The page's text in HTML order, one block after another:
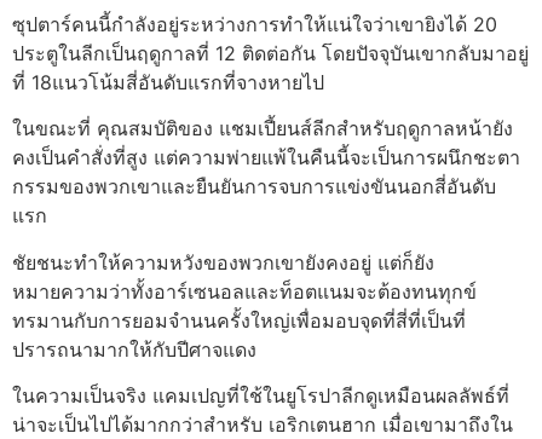
ซุปตาร์คนนี้กำลังอยู่ระหว่างการทำให้แน่ใจว่าเขายิงได้ 20
ประตูในลีกเป็นฤดูกาลที่ 12 ติดต่อกัน โดยปัจจุบันเขากลับมาอยู่
ที่ 18แนวโน้มสี่อันดับแรกที่จางหายไป
ในขณะที่ คุณสมบัติของ แชมเปี้ยนส์ลีกสำหรับฤดูกาลหน้ายัง
คงเป็นคำสั่งที่สูง แต่ความพ่ายแพ้ในคืนนี้จะเป็นการผนึกชะตา
กรรมของพวกเขาและยืนยันการจบการแข่งขันนอกสี่อันดับ
แรก
ชัยชนะทำให้ความหวังของพวกเขายังคงอยู่ แต่ก็ยัง
หมายความว่าทั้งอาร์เซนอลและท็อตแนมจะต้องทนทุกข์
ทรมานกับการยอมจำนนครั้งใหญ่เพื่อมอบจุดที่สี่ที่เป็นที่
ปรารถนามากให้กับปีศาจแดง
ในความเป็นจริง แคมเปญที่ใช้ในยูโรปาลีกดูเหมือนผลลัพธ์ที่
น่าจะเป็นไปได้มากกว่าสำหรับ เอริกเตนฮาก เมื่อเขามาถึงใน